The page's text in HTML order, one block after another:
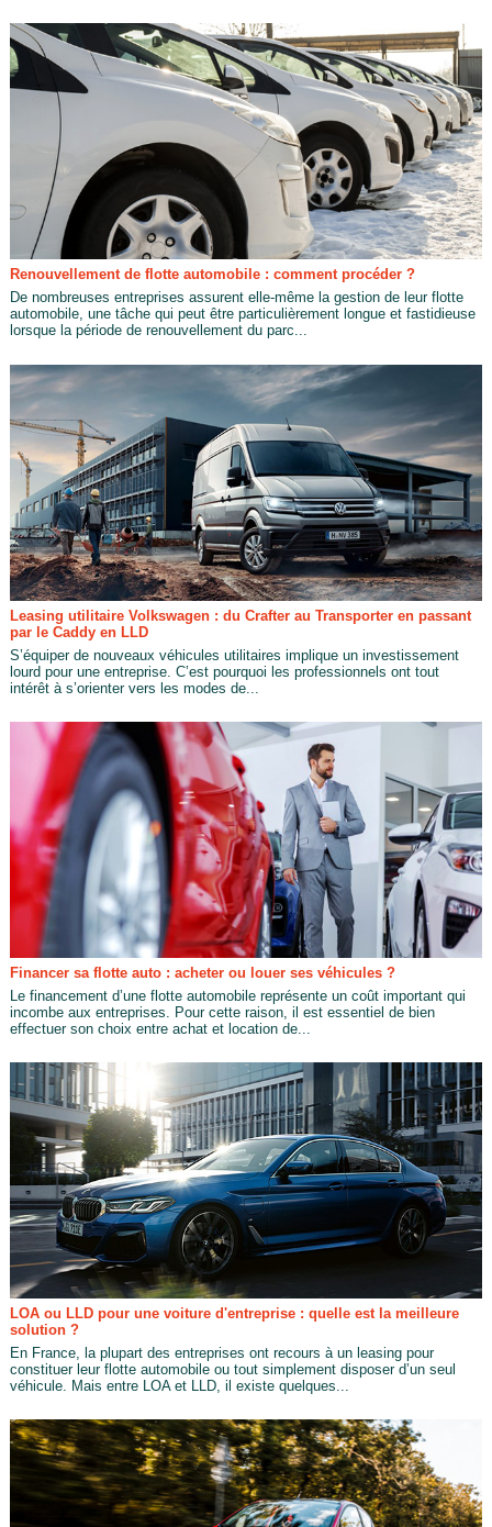
Renouvellement de flotte automobile : comment procéder ?
De nombreuses entreprises assurent elle-même la gestion de leur flotte
automobile, une tâche qui peut être particulièrement longue et fastidieuse
lorsque la période de renouvellement du parc...
Leasing utilitaire Volkswagen : du Crafter au Transporter en passant
par le Caddy en LLD
S’équiper de nouveaux véhicules utilitaires implique un investissement
lourd pour une entreprise. C’est pourquoi les professionnels ont tout
intérêt à s’orienter vers les modes de...
Financer sa flotte auto : acheter ou louer ses véhicules ?
Le financement d’une flotte automobile représente un coût important qui
incombe aux entreprises. Pour cette raison, il est essentiel de bien
effectuer son choix entre achat et location de...
LOA ou LLD pour une voiture d'entreprise : quelle est la meilleure
solution ?
En France, la plupart des entreprises ont recours à un leasing pour
constituer leur flotte automobile ou tout simplement disposer d’un seul
véhicule. Mais entre LOA et LLD, il existe quelques...